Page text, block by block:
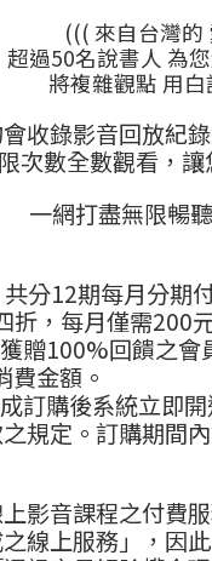
((( 來自台灣的
超過50名說書人 為
將複雜觀點 用
收錄影音回放紀
次數全數觀看，
一網打盡無限暢
分12期每月分期
，每月僅需200
贈100%回饋之
費金額。
訂購後系統立即
規定。訂購期間
影音課程之付費
線上服務」，因